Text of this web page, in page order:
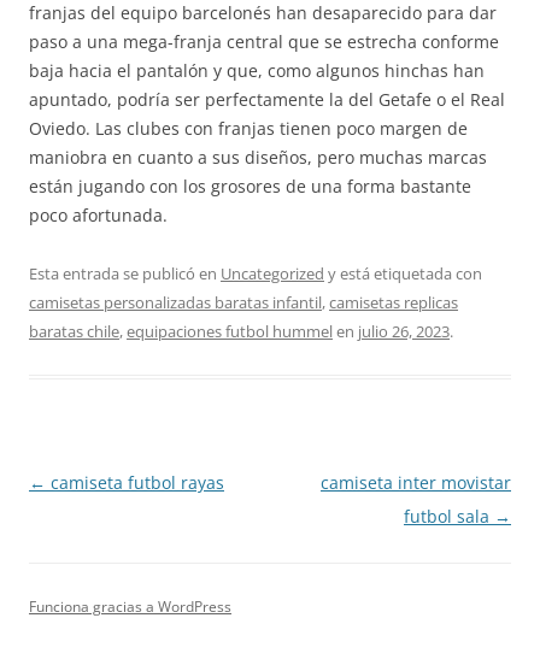
franjas del equipo barcelonés han desaparecido para dar
paso a una mega-franja central que se estrecha conforme
baja hacia el pantalón y que, como algunos hinchas han
apuntado, podría ser perfectamente la del Getafe o el Real
Oviedo. Las clubes con franjas tienen poco margen de
maniobra en cuanto a sus diseños, pero muchas marcas
están jugando con los grosores de una forma bastante
poco afortunada.
Esta entrada se publicó en Uncategorized y está etiquetada con
camisetas personalizadas baratas infantil,camisetas replicas
baratas chile,equipaciones futbol hummelen julio 26, 2023.
Navegación
← camiseta futbol rayas
camiseta inter movistar
futbol sala →
Funciona gracias a WordPress